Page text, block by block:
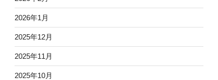
2026年1月
2025年12月
2025年11月
2025年10月